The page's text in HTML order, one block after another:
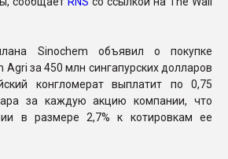
Sinochem объявил о покупке
Agri за 450 млн сингапурских долларов
конгломерат выплатит по 0,75
за каждую акцию компании, что
в размере 2,7% к котировкам ее